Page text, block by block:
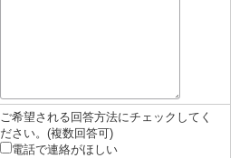
ご希望される回答方法にチェックしてく
ださい。(複数回答可)
電話で連絡がほしい